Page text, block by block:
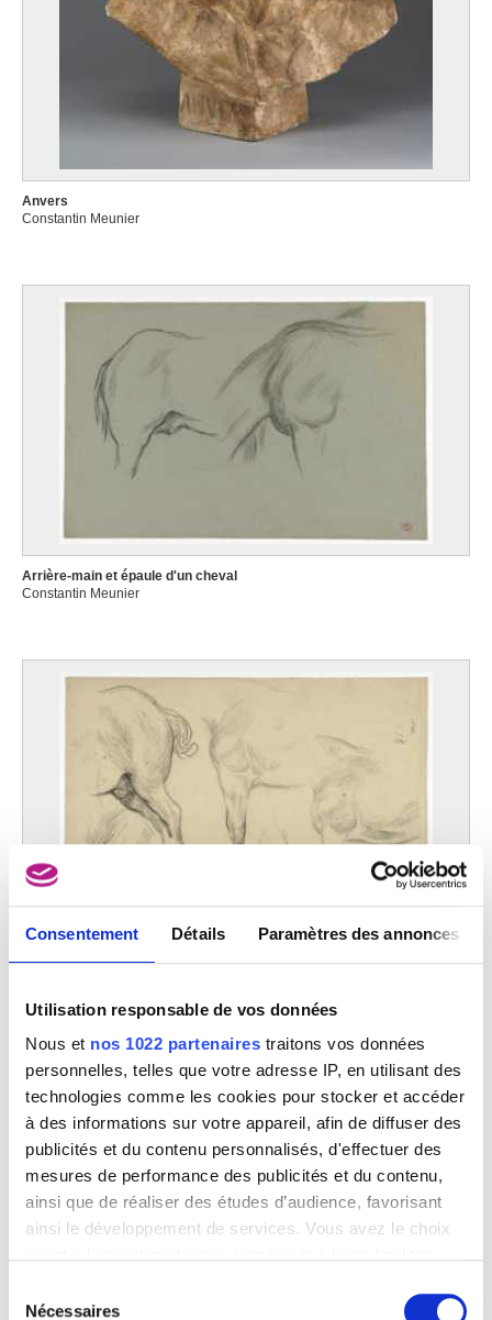
Consentement Détails Paramètres des annonces
Utilisation responsable de vos données
Nous et nos 1022 partenaires traitons vos données
personnelles, telles que votre adresse IP, en utilisant des
technologies comme les cookies pour stocker et accéder
à des informations sur votre appareil, afin de diffuser des
publicités et du contenu personnalisés, d'effectuer des
mesures de performance des publicités et du contenu,
ainsi que de réaliser des études d’audience, favorisant
ainsi le développement de services. Vous avez le choix
tout moment en consultant la Déclaration relative aux
Nécessaires
Anvers
Constantin Meunier
Arrière-main et épaule d'un cheval
Constantin Meunier